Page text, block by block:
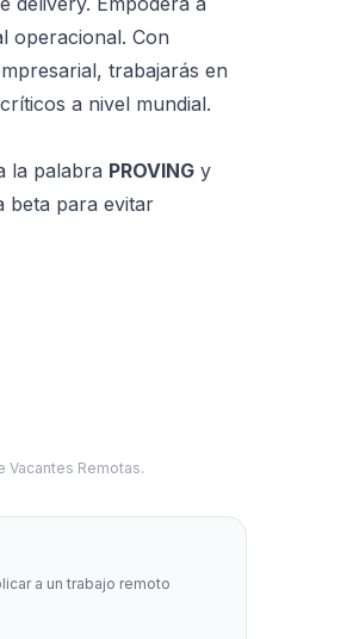
operacional. Con
trabajarás en
a nivel mundial.
la palabra PROVING y
beta para evitar
Vacantes Remotas.
a un trabajo remoto